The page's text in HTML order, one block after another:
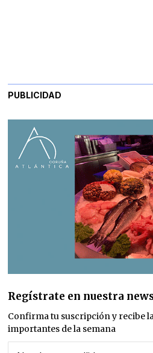
PUBLICIDAD
Regístrate en nuestra
Confirma tu suscripción y recibe
importantes de la semana